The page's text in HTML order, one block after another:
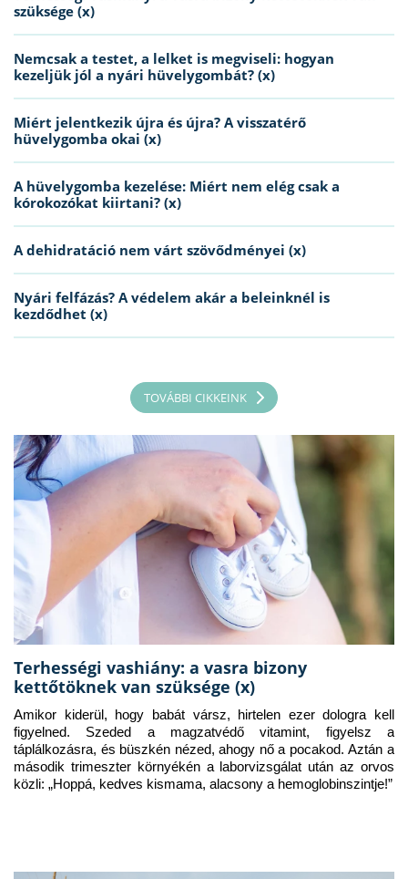
szüksége (x)
Nemcsak a testet, a lelket is megviseli: hogyan
kezeljük jól a nyári hüvelygombát? (x)
Miért jelentkezik újra és újra? A visszatérő
hüvelygomba okai (x)
A hüvelygomba kezelése: Miért nem elég csak a
kórokozókat kiirtani? (x)
A dehidratáció nem várt szövődményei (x)
Nyári felfázás? A védelem akár a beleinknél is
kezdődhet (x)
TOVÁBBI CIKKEINK
Terhességi vashiány: a vasra bizony
kettőtöknek van szüksége (x)
Amikor kiderül, hogy babát vársz, hirtelen ezer dologra kell
figyelned. Szeded a magzatvédő vitamint, figyelsz a
táplálkozásra, és büszkén nézed, ahogy nő a pocakod. Aztán a
második trimeszter környékén a laborvizsgálat után az orvos
közli: „Hoppá, kedves kismama, alacsony a hemoglobinszintje!”